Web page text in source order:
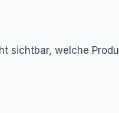
sichtbar, welche